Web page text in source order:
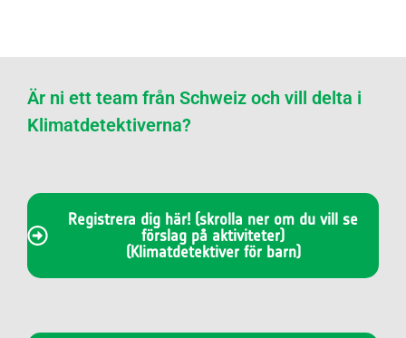
Är ni ett team från Schweiz och vill delta i
Klimatdetektiverna?
Registrera dig här! (skrolla ner om du vill se
förslag på aktiviteter)
(Klimatdetektiver för barn)